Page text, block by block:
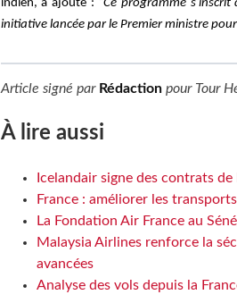
indien, a ajouté : "Ce programme
initiative lancée par le Premier ministre pour
Article signé par Rédactionpour Tour
À lire aussi
Icelandair signe des contrats
France : améliorer les
La Fondation Air France au
Malaysia Airlines renforce la
avancées
Analyse des vols depuis la